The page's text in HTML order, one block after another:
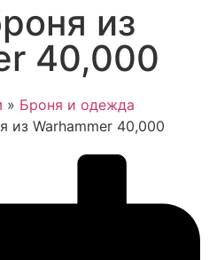
из
40,000
» Броня и одежда
из Warhammer 40,000